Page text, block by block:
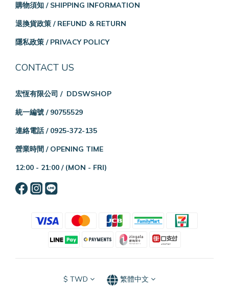
購物須知 / SHIPPING INFORMATION
退換貨政策 / REFUND & RETURN
隱私政策 / PRIVACY POLICY
CONTACT US
宏恆有限公司 / DDSWSHOP
統一編號 / 90755529
連絡電話 / 0925-372-135
營業時間 / OPENING TIME
12:00 - 21:00 / (MON - FRI)
$ TWD 繁體中文